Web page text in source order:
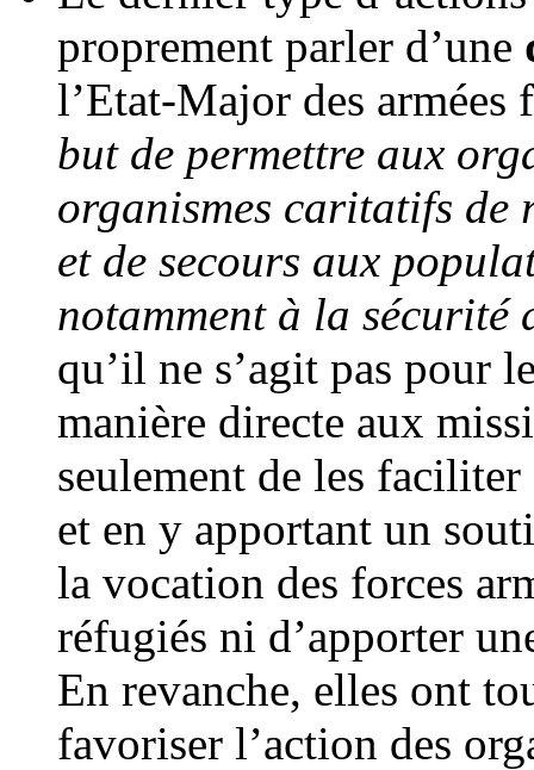
proprement parler d’une
l’Etat-Major des armées
but de permettre aux
organismes caritatifs de
et de secours aux
notamment à la sécurité
qu’il ne s’agit pas pour
manière directe aux
seulement de les
et en y apportant un
la vocation des forces
réfugiés ni d’apporter
En revanche, elles ont
favoriser l’action des